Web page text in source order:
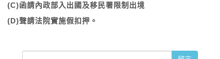
(C)函請內政部入出國及移民署限制出境
(D)聲請法院實施假扣押。